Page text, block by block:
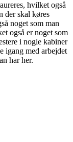
hvilket også
der skal køres
noget som man
også er noget som
i nogle kabiner
igang med arbejdet
har her.